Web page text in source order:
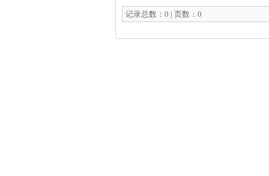
记录总数：0 | 页数：0